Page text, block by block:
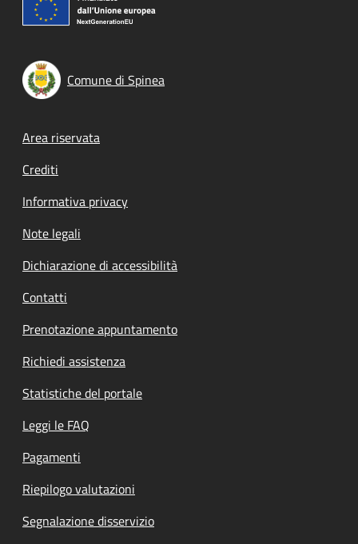
Comune di Spinea
Footer menu
Area riservata
Crediti
Informativa privacy
Note legali
Dichiarazione di accessibilità
Contatti
Prenotazione appuntamento
Richiedi assistenza
Statistiche del portale
Leggi le FAQ
Pagamenti
Riepilogo valutazioni
Segnalazione disservizio